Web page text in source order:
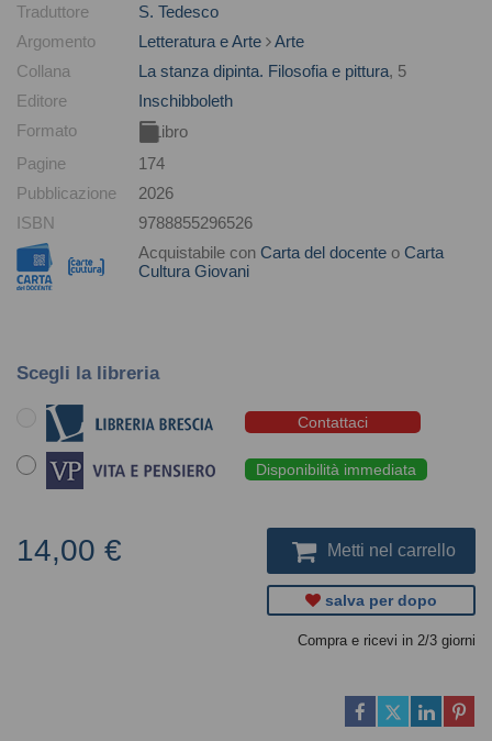
Traduttore
S. Tedesco
Argomento
Letteratura e Arte
Arte
Collana
La stanza dipinta. Filosofia e pittura, 5
Editore
Inschibboleth
Formato
Libro
Pagine
174
Pubblicazione
2026
ISBN
9788855296526
Acquistabile con Carta del docente o Carta
Cultura Giovani
Scegli la libreria
Contattaci
Disponibilità immediata
14,00 € Metti nel carrello
salva per dopo
Compra e ricevi in 2/3 giorni